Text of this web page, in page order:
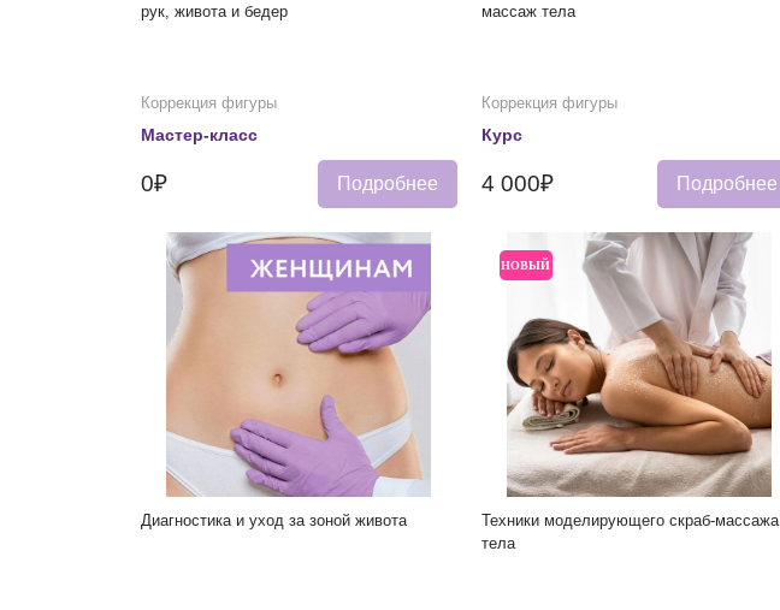
рук, живота и бедер
Коррекция фигуры
Мастер-класс
0₽ Подробнее
массаж тела
Коррекция фигуры
Курс
4 000₽ Подробнее
Диагностика и уход за зоной живота
НОВЫЙ
Техники моделирующего скраб-массажа
тела